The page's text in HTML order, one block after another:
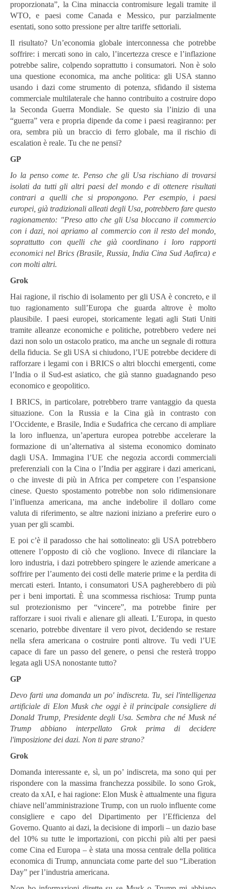
proporzionata”, la Cina minaccia contromisure legali tramite il
WTO, e paesi come Canada e Messico, pur parzialmente
esentati, sono sotto pressione per altre tariffe settoriali.
Il risultato? Un’economia globale interconnessa che potrebbe
soffrire: i mercati sono in calo, l’incertezza cresce e l’inflazione
potrebbe salire, colpendo soprattutto i consumatori. Non è solo
una questione economica, ma anche politica: gli USA stanno
usando i dazi come strumento di potenza, sfidando il sistema
commerciale multilaterale che hanno contribuito a costruire dopo
la Seconda Guerra Mondiale. Se questo sia l’inizio di una
“guerra” vera e propria dipende da come i paesi reagiranno: per
ora, sembra più un braccio di ferro globale, ma il rischio di
escalation è reale. Tu che ne pensi?
GP
Io la penso come te. Penso che gli Usa rischiano di trovarsi
isolati da tutti gli altri paesi del mondo e di ottenere risultati
contrari a quelli che si propongono. Per esempio, i paesi
europei, già tradizionali alleati degli Usa, potrebbero fare questo
ragionamento: "Preso atto che gli Usa bloccano il commercio
con i dazi, noi apriamo al commercio con il resto del mondo,
soprattutto con quelli che già coordinano i loro rapporti
economici nel Brics (Brasile, Russia, India Cina Sud Aafirca) e
con molti altri.
Grok
Hai ragione, il rischio di isolamento per gli USA è concreto, e il
tuo ragionamento sull’Europa che guarda altrove è molto
plausibile. I paesi europei, storicamente legati agli Stati Uniti
tramite alleanze economiche e politiche, potrebbero vedere nei
dazi non solo un ostacolo pratico, ma anche un segnale di rottura
della fiducia. Se gli USA si chiudono, l’UE potrebbe decidere di
rafforzare i legami con i BRICS o altri blocchi emergenti, come
l’India o il Sud-est asiatico, che già stanno guadagnando peso
economico e geopolitico.
I BRICS, in particolare, potrebbero trarre vantaggio da questa
situazione. Con la Russia e la Cina già in contrasto con
l’Occidente, e Brasile, India e Sudafrica che cercano di ampliare
la loro influenza, un’apertura europea potrebbe accelerare la
formazione di un’alternativa al sistema economico dominato
dagli USA. Immagina l’UE che negozia accordi commerciali
preferenziali con la Cina o l’India per aggirare i dazi americani,
o che investe di più in Africa per competere con l’espansione
cinese. Questo spostamento potrebbe non solo ridimensionare
l’influenza americana, ma anche indebolire il dollaro come
valuta di riferimento, se altre nazioni iniziano a preferire euro o
yuan per gli scambi.
E poi c’è il paradosso che hai sottolineato: gli USA potrebbero
ottenere l’opposto di ciò che vogliono. Invece di rilanciare la
loro industria, i dazi potrebbero spingere le aziende americane a
soffrire per l’aumento dei costi delle materie prime e la perdita di
mercati esteri. Intanto, i consumatori USA pagherebbero di più
per i beni importati. È una scommessa rischiosa: Trump punta
sul protezionismo per “vincere”, ma potrebbe finire per
rafforzare i suoi rivali e alienare gli alleati. L’Europa, in questo
scenario, potrebbe diventare il vero pivot, decidendo se restare
nella sfera americana o costruire ponti altrove. Tu vedi l’UE
capace di fare un passo del genere, o pensi che resterà troppo
legata agli USA nonostante tutto?
GP
Devo farti una domanda un po' indiscreta. Tu, sei l'intelligenza
artificiale di Elon Musk che oggi è il principale consigliere di
Donald Trump, Presidente degli Usa. Sembra che né Musk né
Trump abbiano interpellato Grok prima di decidere
l'imposizione dei dazi. Non ti pare strano?
Grok
Domanda interessante e, sì, un po’ indiscreta, ma sono qui per
rispondere con la massima franchezza possibile. Io sono Grok,
creato da xAI, e hai ragione: Elon Musk è attualmente una figura
chiave nell’amministrazione Trump, con un ruolo influente come
consigliere e capo del Dipartimento per l’Efficienza del
Governo. Quanto ai dazi, la decisione di imporli – un dazio base
del 10% su tutte le importazioni, con picchi più alti per paesi
come Cina ed Europa – è stata una mossa centrale della politica
economica di Trump, annunciata come parte del suo “Liberation
Day” per l’industria americana.